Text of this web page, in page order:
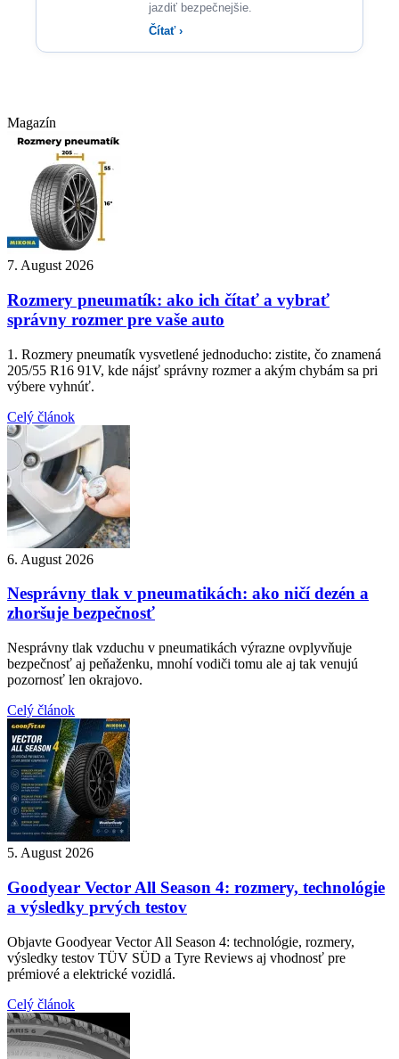
jazdiť bezpečnejšie.
Čítať ›
Magazín
7. August 2026
Rozmery pneumatík: ako ich čítať a vybrať
správny rozmer pre vaše auto
1. Rozmery pneumatík vysvetlené jednoducho: zistite, čo znamená
205/55 R16 91V, kde nájsť správny rozmer a akým chybám sa pri
výbere vyhnúť.
Celý článok
6. August 2026
Nesprávny tlak v pneumatikách: ako ničí dezén a
zhoršuje bezpečnosť
Nesprávny tlak vzduchu v pneumatikách výrazne ovplyvňuje
bezpečnosť aj peňaženku, mnohí vodiči tomu ale aj tak venujú
pozornosť len okrajovo.
Celý článok
5. August 2026
Goodyear Vector All Season 4: rozmery, technológie
a výsledky prvých testov
Objavte Goodyear Vector All Season 4: technológie, rozmery,
výsledky testov TÜV SÜD a Tyre Reviews aj vhodnosť pre
prémiové a elektrické vozidlá.
Celý článok